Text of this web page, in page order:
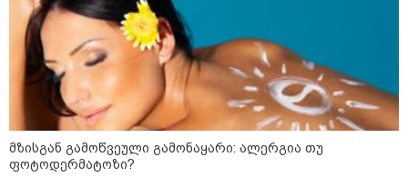
დაასანქცირა
18:35 / 08-08-2026
"ბულგარეთის საჰაერო
სივრცეში დრონი აფეთქდა" -
ბულგარეთის პრემიერ-მინისტრი
მზისგან გამოწვეული გამონაყარი: ალერგია თუ
ფოტოდერმატოზი?